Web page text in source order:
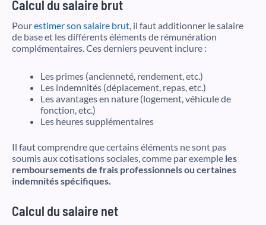
Calcul du salaire brut
Pourestimer son salaire brut, il faut additionner le salaire
de base et les différents éléments de rémunération
complémentaires. Ces derniers peuvent inclure :
Les primes (ancienneté, rendement, etc.)
Les indemnités (déplacement, repas, etc.)
Les avantages en nature (logement, véhicule de
fonction, etc.)
Les heures supplémentaires
Il faut comprendre que certains éléments ne sont pas
soumis aux cotisations sociales, comme par exemple les
remboursements de frais professionnels ou certaines
indemnités spécifiques.
Calcul du salaire net